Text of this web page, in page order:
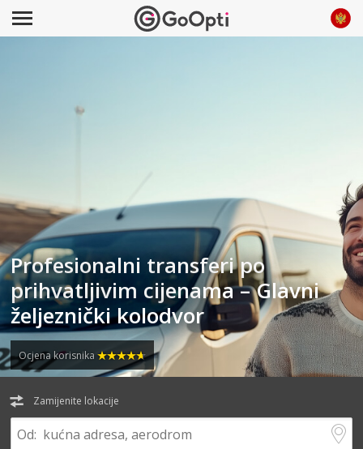
Profesionalni transferi po
prihvatljivim cijenama – Glavni
željeznički kolodvor
Ocjena korisnika
Zamijenite lokacije